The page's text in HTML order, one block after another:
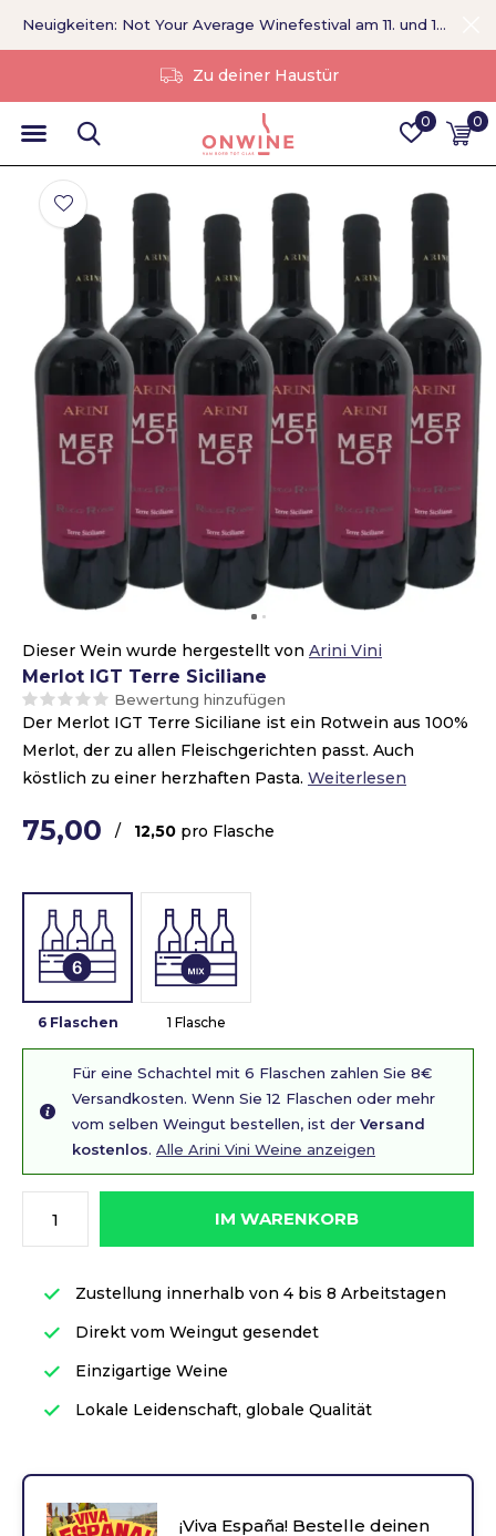
0 0
Ohne Vermittler
Neuigkeiten: Not Your Average Winefestival am 11. und 12. September >
Dieser Wein wurde hergestellt von Arini Vini
Merlot IGT Terre Siciliane
Bewertung hinzufügen
Der Merlot IGT Terre Siciliane ist ein Rotwein aus 100%
Merlot, der zu allen Fleischgerichten passt. Auch
köstlich zu einer herzhaften Pasta. Weiterlesen
75,00 / 12,50 pro Flasche
6 Flaschen 1 Flasche
Für eine Schachtel mit 6 Flaschen zahlen Sie 8€
Versandkosten. Wenn Sie 12 Flaschen oder mehr
vom selben Weingut bestellen, ist der Versand
kostenlos. Alle Arini Vini Weine anzeigen
IM WARENKORB
Zustellung innerhalb von 4 bis 8 Arbeitstagen
Direkt vom Weingut gesendet
Einzigartige Weine
Lokale Leidenschaft, globale Qualität
¡Viva España! Bestelle deinen